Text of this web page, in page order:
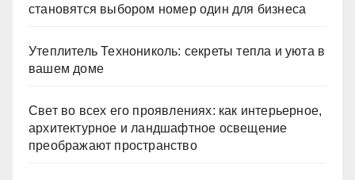
становятся выбором номер один для бизнеса
Утеплитель Технониколь: секреты тепла и уюта в
вашем доме
Свет во всех его проявлениях: как интерьерное,
архитектурное и ландшафтное освещение
преображают пространство